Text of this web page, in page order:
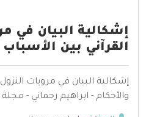
إشكالية البيان في
القرآني بين الأسباب
إشكالية البيان في مرويات
والأحكام - ابراهيم رحماني -